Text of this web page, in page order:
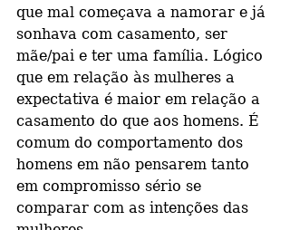
que mal começava a namorar e já
sonhava com casamento, ser
mãe/pai e ter uma família. Lógico
que em relação às mulheres a
expectativa é maior em relação a
casamento do que aos homens. É
comum do comportamento dos
homens em não pensarem tanto
em compromisso sério se
comparar com as intenções das